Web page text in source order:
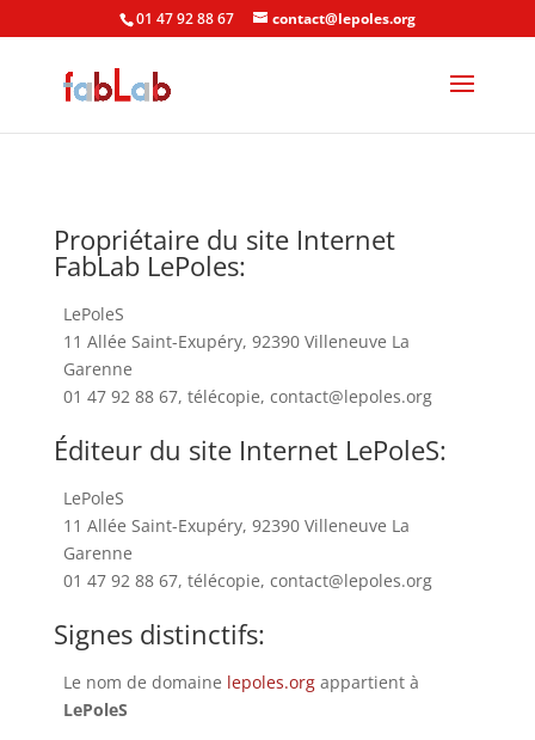
01 47 92 88 67 contact@lepoles.org
Propriétaire du site Internet
FabLab LePoles:
LePoleS
11 Allée Saint-Exupéry, 92390 Villeneuve La
Garenne
01 47 92 88 67, télécopie, contact@lepoles.org
Éditeur du site Internet LePoleS:
LePoleS
11 Allée Saint-Exupéry, 92390 Villeneuve La
Garenne
01 47 92 88 67, télécopie, contact@lepoles.org
Signes distinctifs:
Le nom de domaine lepoles.orgappartient à
LePoleS